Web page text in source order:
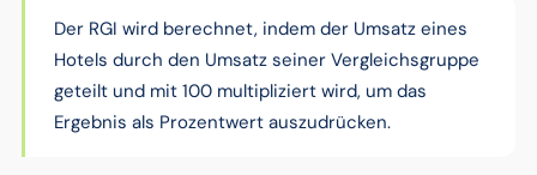
Der RGI wird berechnet, indem der Umsatz eines
Hotels durch den Umsatz seiner Vergleichsgruppe
geteilt und mit 100 multipliziert wird, um das
Ergebnis als Prozentwert auszudrücken.